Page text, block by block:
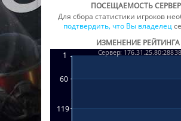
ПОСЕЩАЕМОСТЬ
Для сбора статистики игроков
подтвердить, что Вы владелец
ИЗМЕНЕНИЕ РЕЙТИНГА